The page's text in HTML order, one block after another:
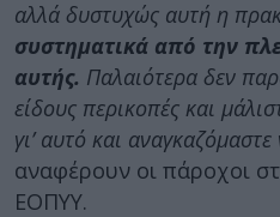
αλλά δυστυχώς αυτή η
συστηματικά από την
αυτής. Παλαιότερα δεν
είδους περικοπές και
γι’ αυτό και
αναφέρουν οι πάροχοι
ΕΟΠΥΥ.